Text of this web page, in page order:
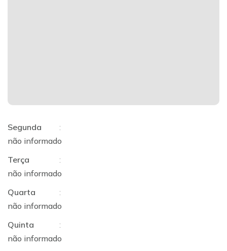
Segunda
:
não informado
Terça
:
não informado
Quarta
:
não informado
Quinta
:
não informado